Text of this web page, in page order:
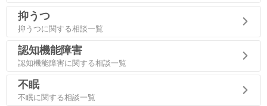
抑うつ
抑うつに関する相談一覧
認知機能障害
認知機能障害に関する相談一覧
不眠
不眠に関する相談一覧